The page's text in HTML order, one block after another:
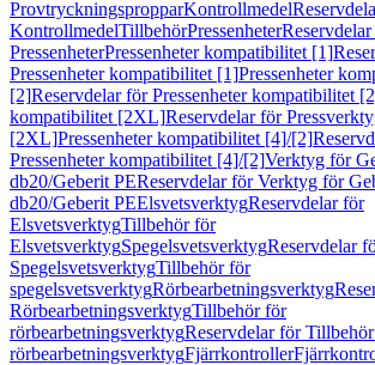
ProvtryckningspropparKontrollmedel
KontrollmedelTillbehörPressenheter
PressenheterPressenheter kompatibilitet [1]
Pressenheter kompatibilitet [1]Pressenheter
[2]Reservdelar för Pressenheter kompatibilitet
kompatibilitet [2XL]Reservdelar för
[2XL]Pressenheter kompatibilitet [4]/[2]
Pressenheter kompatibilitet [4]/[2]Verktyg för
db20/Geberit PEReservdelar för Verktyg för
db20/Geberit PEElsvetsverktygReservdelar för
ElsvetsverktygTillbehör för
ElsvetsverktygSpegelsvetsverktygReservdelar
SpegelsvetsverktygTillbehör för
spegelsvetsverktygRörbearbetningsverktyg
RörbearbetningsverktygTillbehör för
rörbearbetningsverktygReservdelar för
rörbearbetningsverktygFjärrkontroller